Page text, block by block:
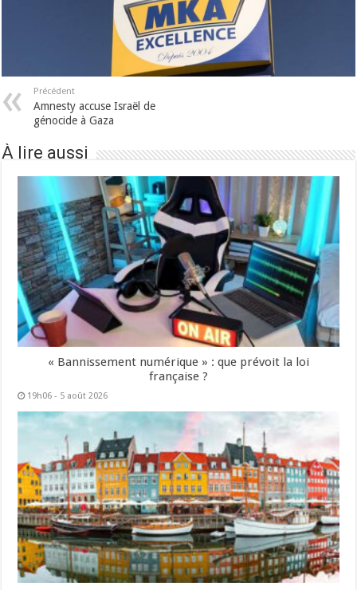
Précédent
Amnesty accuse Israël de
génocide à Gaza
À lire aussi
« Bannissement numérique » : que prévoit la loi
française ?
19h06 - 5 août 2026